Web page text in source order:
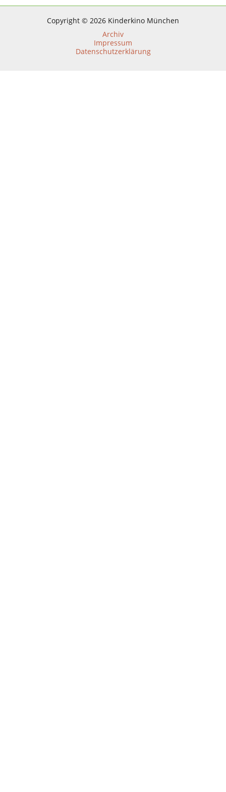
Copyright © 2026 Kinderkino München
Archiv
Impressum
Datenschutzerklärung